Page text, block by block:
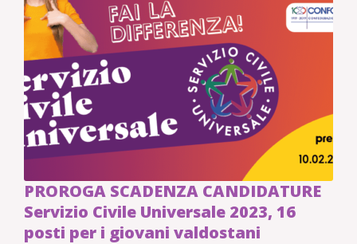
PROROGA SCADENZA CANDIDATURE
Servizio Civile Universale 2023, 16
posti per i giovani valdostani